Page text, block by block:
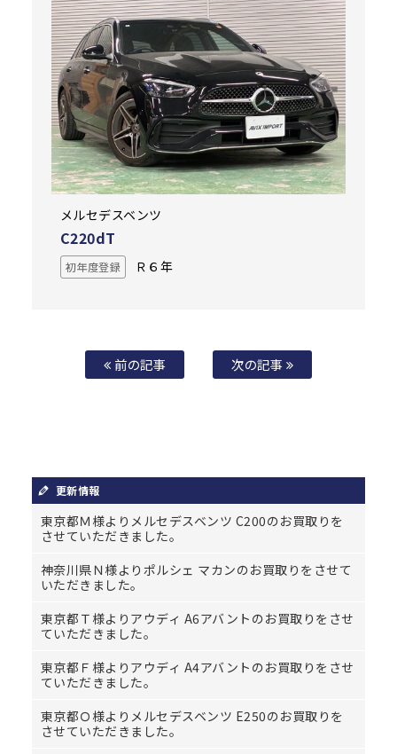
メルセデスベンツ
C220dT
初年度登録 Ｒ６年
前の記事 次の記事
更新情報
東京都Ｍ様よりメルセデスベンツ C200のお買取りを
させていただきました。
神奈川県Ｎ様よりポルシェ マカンのお買取りをさせて
いただきました。
東京都Ｔ様よりアウディ A6アバントのお買取りをさせ
ていただきました。
東京都Ｆ様よりアウディ A4アバントのお買取りをさせ
ていただきました。
東京都Ｏ様よりメルセデスベンツ E250のお買取りを
させていただきました。